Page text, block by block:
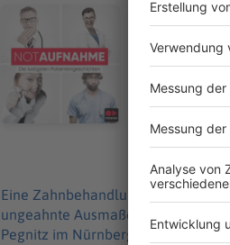
Audiotitel - Chronisch komisch
Umschau
Erzgebirge und
und alle Infos
Werbung in
Eine Zahnbehandlung endet mit
ungeahnte Ausmaße an und Ralf wird betriebsintern betütatat…
Pegnitz im Nürnberger Land,